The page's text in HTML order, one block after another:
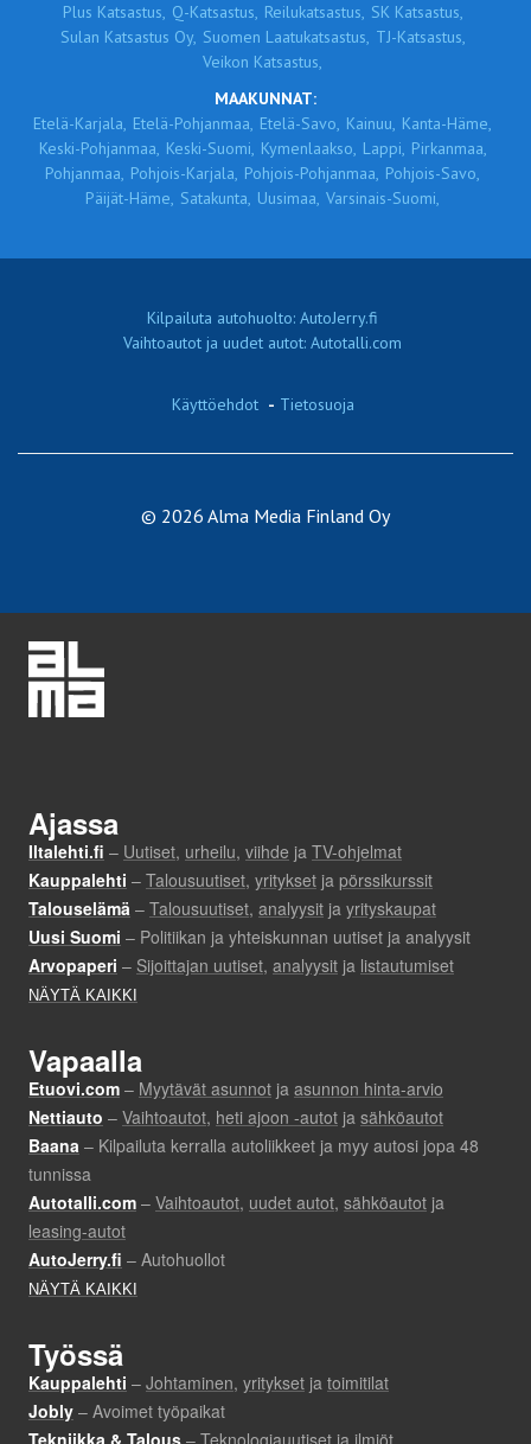
Plus Katsastus, Q-Katsastus, Reilukatsastus, SK Katsastus,
Sulan Katsastus Oy, Suomen Laatukatsastus, TJ-Katsastus,
Veikon Katsastus,
MAAKUNNAT:
Etelä-Karjala, Etelä-Pohjanmaa, Etelä-Savo, Kainuu, Kanta-Häme,
Keski-Pohjanmaa, Keski-Suomi, Kymenlaakso, Lappi, Pirkanmaa,
Pohjanmaa, Pohjois-Karjala, Pohjois-Pohjanmaa, Pohjois-Savo,
Päijät-Häme, Satakunta, Uusimaa, Varsinais-Suomi,
Kilpailuta autohuolto: AutoJerry.fi
Vaihtoautot ja uudet autot: Autotalli.com
Käyttöehdot - Tietosuoja
© 2026 Alma Media Finland Oy